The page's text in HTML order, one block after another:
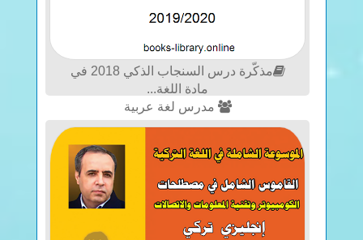
مذكّرة درس السنجاب الذكي 2018 في
مادة اللغة...
مدرس لغة عربية